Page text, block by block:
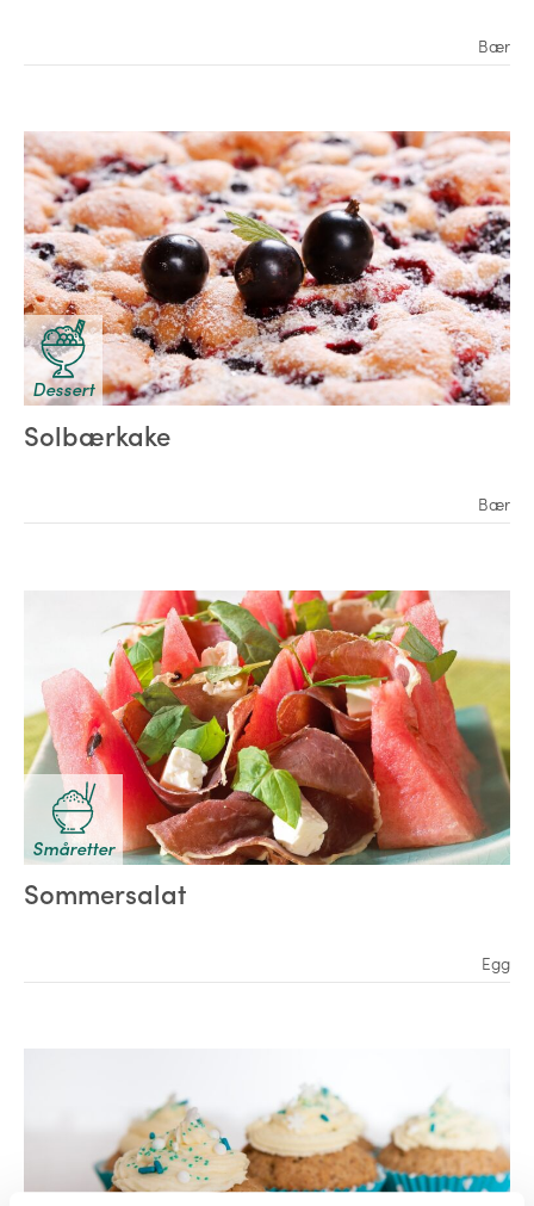
Bær
Dessert
Solbærkake
Bær
Småretter
Sommersalat
Egg